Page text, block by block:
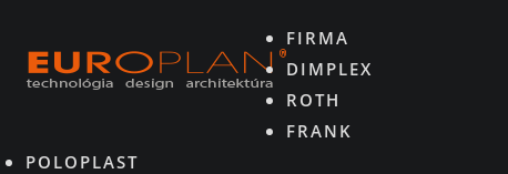
FIRMA
DIMPLEX
ROTH
FRANK
POLOPLAST